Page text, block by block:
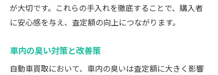
が大切です。これらの手入れを徹底することで、購入者
に安心感を与え、査定額の向上につながります。
車内の臭い対策と改善策
自動車買取において、車内の臭いは査定額に大きく影響